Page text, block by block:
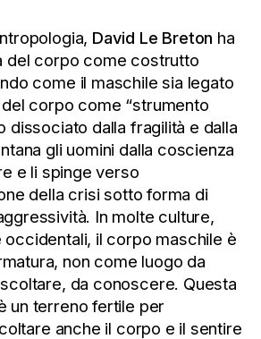
David Le Breton ha
del corpo come costrutto
come il maschile sia legato
corpo come “strumento
dissociato dalla fragilità e dalla
gli uomini dalla coscienza
e li spinge verso
della crisi sotto forma di
In molte culture,
il corpo maschile è
non come luogo da
da conoscere. Questa
un terreno fertile per
anche il corpo e il sentire